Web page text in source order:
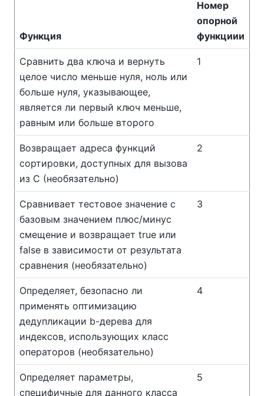
Функция
Номер
опорной
функциии
Сравнить два ключа и вернуть
целое число меньше нуля, ноль или
больше нуля, указывающее,
является ли первый ключ меньше,
равным или больше второго
1
Возвращает адреса функций
сортировки, доступных для вызова
из C (необязательно)
2
Сравнивает тестовое значение с
базовым значением плюс/минус
смещение и возвращает true или
false в зависимости от результата
сравнения (необязательно)
3
Определяет, безопасно ли
применять оптимизацию
дедупликации b-дерева для
индексов, использующих класс
операторов (необязательно)
4
Определяет параметры,
специфичные для данного класса
5